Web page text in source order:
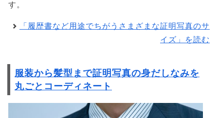
す。
「履歴書など用途でちがうさまざまな証明写真のサ
イズ」を読む
服装から髪型まで証明写真の身だしなみを
丸ごとコーディネート